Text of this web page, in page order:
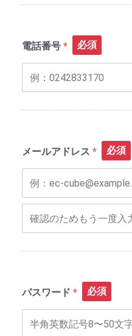
電話番号 必須
メールアドレス 必須
パスワード 必須